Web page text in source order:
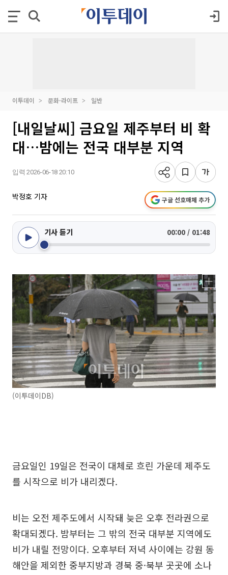
이투데이 문화·라이프 일반
[내일날씨] 금요일 제주부터 비 확
대…밤에는 전국 대부분 지역
입력 2026-06-18 20:10
박정호 기자 구글 선호매체 추가
기사 듣기 00:00 / 01:48
(이투데이DB)
금요일인 19일은 전국이 대체로 흐린 가운데 제주도
를 시작으로 비가 내리겠다.
비는 오전 제주도에서 시작돼 늦은 오후 전라권으로
확대되겠다. 밤부터는 그 밖의 전국 대부분 지역에도
비가 내릴 전망이다. 오후부터 저녁 사이에는 강원 동
해안을 제외한 중부지방과 경북 중·북부 곳곳에 소나